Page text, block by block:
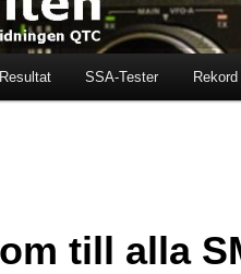
Resultat SSA-Tester Rekord
till alla